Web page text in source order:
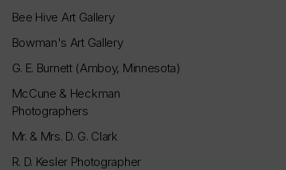
Bee Hive Art Gallery
Bowman's Art Gallery
G. E. Burnett (Amboy, Minnesota)
McCune & Heckman
Photographers
Mr. & Mrs. D. G. Clark
R. D. Kesler Photographer